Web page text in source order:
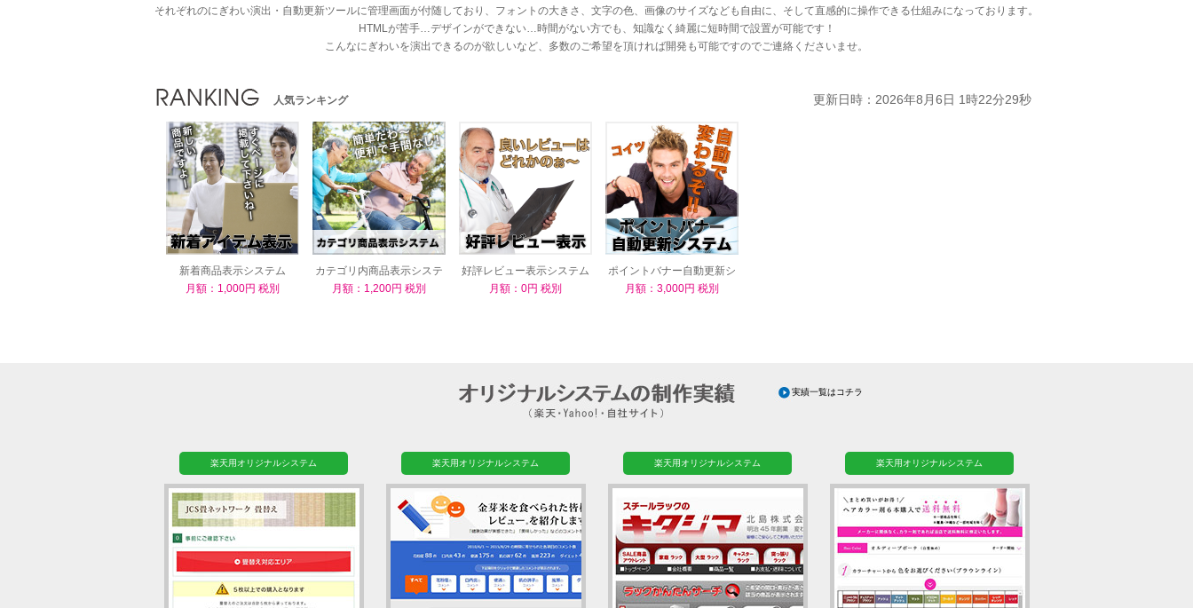
それぞれのにぎわい演出・自動更新ツールに管理画面が付随しており、フォントの大きさ、文字の色、画像のサイズなども自由に、そして直感的に操作できる仕組みになっております。
HTMLが苦手…デザインができない…時間がない方でも、知識なく綺麗に短時間で設置が可能です！
こんなにぎわいを演出できるのが欲しいなど、多数のご希望を頂ければ開発も可能ですのでご連絡くださいませ。
人気ランキング 更新日時：2026年8月6日 1時22分29秒
新着商品表示システム
月額：1,000円 税別
カテゴリ内商品表示システ
ム
月額：1,200円 税別
好評レビュー表示システム
月額：0円 税別
ポイントバナー自動更新シ
ステム
月額：3,000円 税別
実績一覧はコチラ
楽天用オリジナルシステム 楽天用オリジナルシステム 楽天用オリジナルシステム 楽天用オリジナルシステム